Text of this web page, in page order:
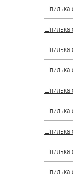
Шпилька
Шпилька
Шпилька
Шпилька
Шпилька
Шпилька
Шпилька
Шпилька
Шпилька